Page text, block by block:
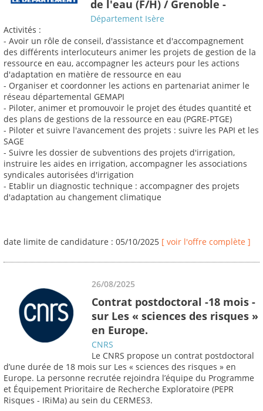
de l'eau (F/H) / Grenoble -
Département Isère
Activités :
- Avoir un rôle de conseil, d'assistance et d'accompagnement
des différents interlocuteurs animer les projets de gestion de la
ressource en eau, accompagner les acteurs pour les actions
d'adaptation en matière de ressource en eau
- Organiser et coordonner les actions en partenariat animer le
réseau départemental GEMAPI
- Piloter, animer et promouvoir le projet des études quantité et
des plans de gestions de la ressource en eau (PGRE-PTGE)
- Piloter et suivre l'avancement des projets : suivre les PAPI et les
SAGE
- Suivre les dossier de subventions des projets d'irrigation,
instruire les aides en irrigation, accompagner les associations
syndicales autorisées d'irrigation
- Etablir un diagnostic technique : accompagner des projets
d'adaptation au changement climatique
date limite de candidature : 05/10/2025 [ voir l'offre complète ]
26/08/2025
Contrat postdoctoral -18 mois -
sur Les « sciences des risques »
en Europe.
CNRS
Le CNRS propose un contrat postdoctoral
d’une durée de 18 mois sur Les « sciences des risques » en
Europe. La personne recrutée rejoindra l’équipe du Programme
et Équipement Prioritaire de Recherche Exploratoire (PEPR
Risques - IRiMa) au sein du CERMES3.